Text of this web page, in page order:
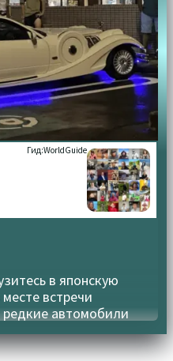
Гид:WorldGuide
в японскую
встречи
автомобили